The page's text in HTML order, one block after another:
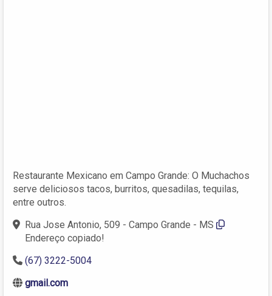
Restaurante Mexicano em Campo Grande: O Muchachos
serve deliciosos tacos, burritos, quesadilas, tequilas,
entre outros.
Rua Jose Antonio, 509 - Campo Grande - MS
Endereço copiado!
(67) 3222-5004
gmail.com